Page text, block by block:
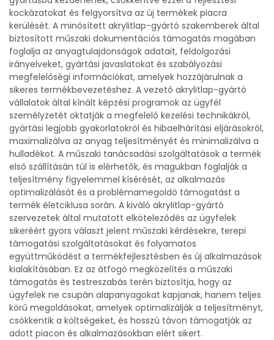
kockázatokat és felgyorsítva az új termékek piacra
kerülését. A minősített akrylitlap-gyártó szakemberek által
biztosított műszaki dokumentációs támogatás magában
foglalja az anyagtulajdonságok adatait, feldolgozási
irányelveket, gyártási javaslatokat és szabályozási
megfelelőségi információkat, amelyek hozzájárulnak a
sikeres termékbevezetéshez. A vezető akrylitlap-gyártó
vállalatok által kínált képzési programok az ügyfél
személyzetét oktatják a megfelelő kezelési technikákról,
gyártási legjobb gyakorlatokról és hibaelhárítási eljárásokról,
maximalizálva az anyag teljesítményét és minimalizálva a
hulladékot. A műszaki tanácsadási szolgáltatások a termék
első szállításán túl is elérhetők, és magukban foglalják a
teljesítmény figyelemmel kísérését, az alkalmazás
optimalizálását és a problémamegoldó támogatást a
termék életciklusa során. A kiváló akrylitlap-gyártó
szervezetek által mutatott elköteleződés az ügyfelek
sikeréért gyors választ jelent műszaki kérdésekre, terepi
támogatási szolgáltatásokat és folyamatos
együttműködést a termékfejlesztésben és új alkalmazások
kialakításában. Ez az átfogó megközelítés a műszaki
támogatás és testreszabás terén biztosítja, hogy az
ügyfelek ne csupán alapanyagokat kapjanak, hanem teljes
körű megoldásokat, amelyek optimalizálják a teljesítményt,
csökkentik a költségeket, és hosszú távon támogatják az
adott piacon és alkalmazásokban elért sikert.